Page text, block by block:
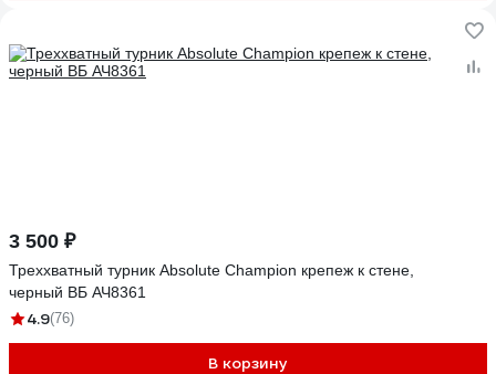
3 500 ₽
Треххватный турник Absolute Champion крепеж к стене,
черный ВБ АЧ8361
4.9(76)
В корзину